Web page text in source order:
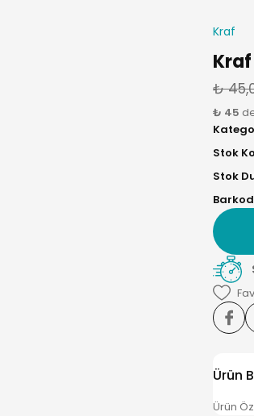
Kraf
Kraf
₺
₺ 45
Stok
Stok
Ürün
Ürün